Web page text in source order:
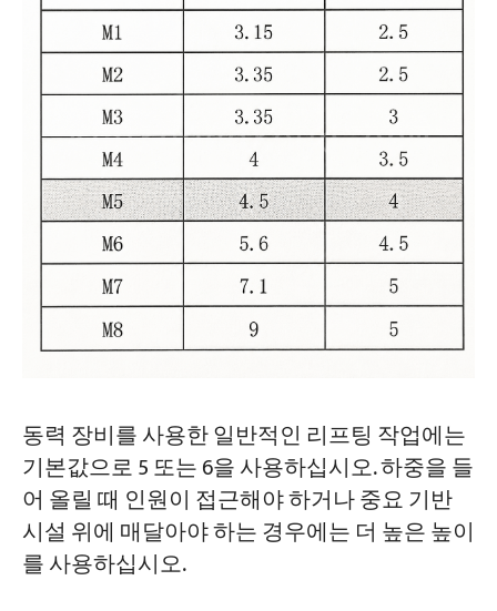
동력 장비를 사용한 일반적인 리프팅 작업에는
기본값으로 5 또는 6을 사용하십시오. 하중을 들
어 올릴 때 인원이 접근해야 하거나 중요 기반
시설 위에 매달아야 하는 경우에는 더 높은 높이
를 사용하십시오.